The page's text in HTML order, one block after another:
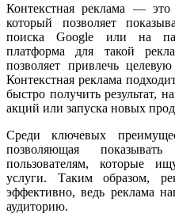
Контекстная реклама —
который позволяет
поиска Google или на
платформа для такой
позволяет привлечь
Контекстная реклама
быстро получить результат,
акций или запуска новых
Среди ключевых
позволяющая
пользователям, которые
услуги. Таким образом,
эффективно, ведь реклама
аудиторию.